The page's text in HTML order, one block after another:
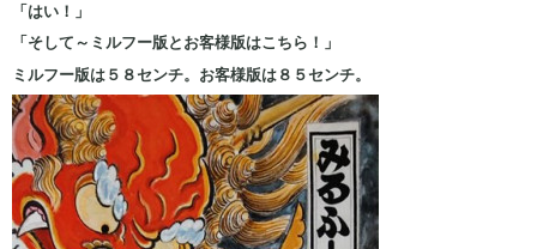
「はい！」
「そして～ ミルフー版とお客様版はこちら！」
ミルフー版は５８センチ。お客様版は８５センチ。